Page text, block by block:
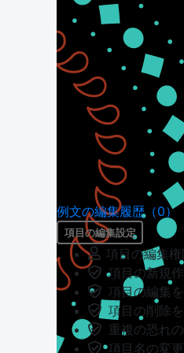
例文の編集履歴（0）
項目の編集設定
項目の編集
項目の新規
項目の編集
項目の削除
重複の恐れ
項目名の変